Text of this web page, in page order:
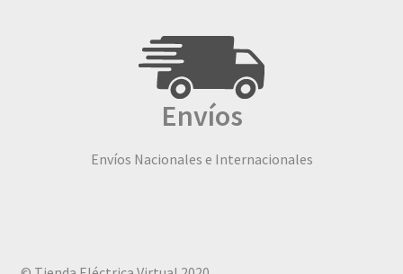
Envíos
Envíos Nacionales e Internacionales